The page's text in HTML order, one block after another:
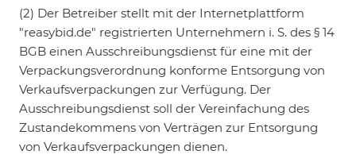
(2) Der Betreiber stellt mit der Internetplattform
"reasybid.de" registrierten Unternehmern i. S. des § 14
BGB einen Ausschreibungsdienst für eine mit der
Verpackungsverordnung konforme Entsorgung von
Verkaufsverpackungen zur Verfügung. Der
Ausschreibungsdienst soll der Vereinfachung des
Zustandekommens von Verträgen zur Entsorgung
von Verkaufsverpackungen dienen.